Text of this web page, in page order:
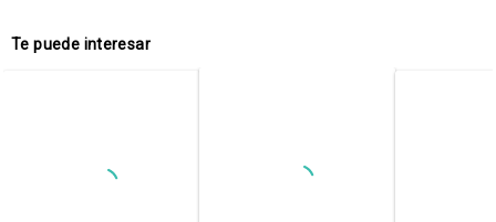
Te puede interesar